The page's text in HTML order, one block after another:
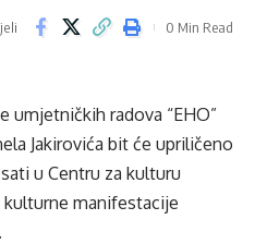
0 Min Read
umjetničkih radova “EHO”
Jakirovića bit će upriličeno
u Centru za kulturu
manifestacije